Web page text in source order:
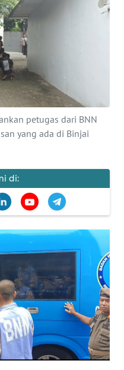
petugas dari BNN
yang ada di Binjai
di: